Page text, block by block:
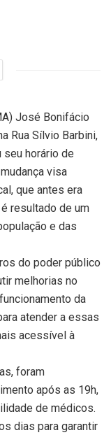
José Bonifácio
Rua Sílvio Barbini,
seu horário de
visa
que antes era
resultado de um
e das
do poder público
melhorias no
da
atender a essas
acessível à
foram
após as 19h,
de médicos.
dias para garantir